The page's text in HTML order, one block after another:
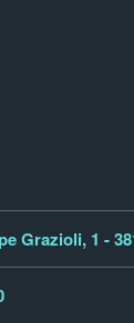
Grazioli, 1 -